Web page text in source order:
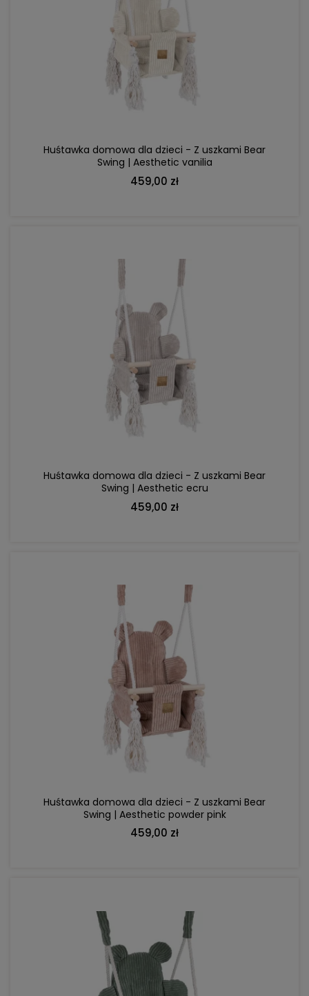
Huśtawka domowa dla dzieci - Z uszkami Bear
Swing | Aesthetic vanilia
459,00 zł
DO KOSZYKA
Huśtawka domowa dla dzieci - Z uszkami Bear
Swing | Aesthetic ecru
459,00 zł
DO KOSZYKA
Huśtawka domowa dla dzieci - Z uszkami Bear
Swing | Aesthetic powder pink
459,00 zł
DO KOSZYKA